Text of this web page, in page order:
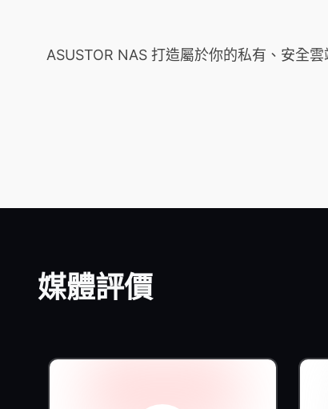
ASUSTOR NAS 打造屬於你的私有、安全
媒體評價